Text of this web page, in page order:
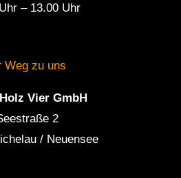
– 13.00 Uhr
Weg zu uns
Vier GmbH
2
/ Neuensee